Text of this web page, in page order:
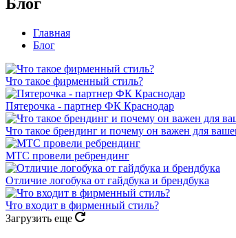
Главная
Блог
Что такое фирменный стиль?
Пятерочка - партнер ФК Краснодар
Что такое брендинг и почему он важен для
МТС провели ребрендинг
Отличие логобука от гайдбука и брендбука
Что входит в фирменный стиль?
Загрузить еще